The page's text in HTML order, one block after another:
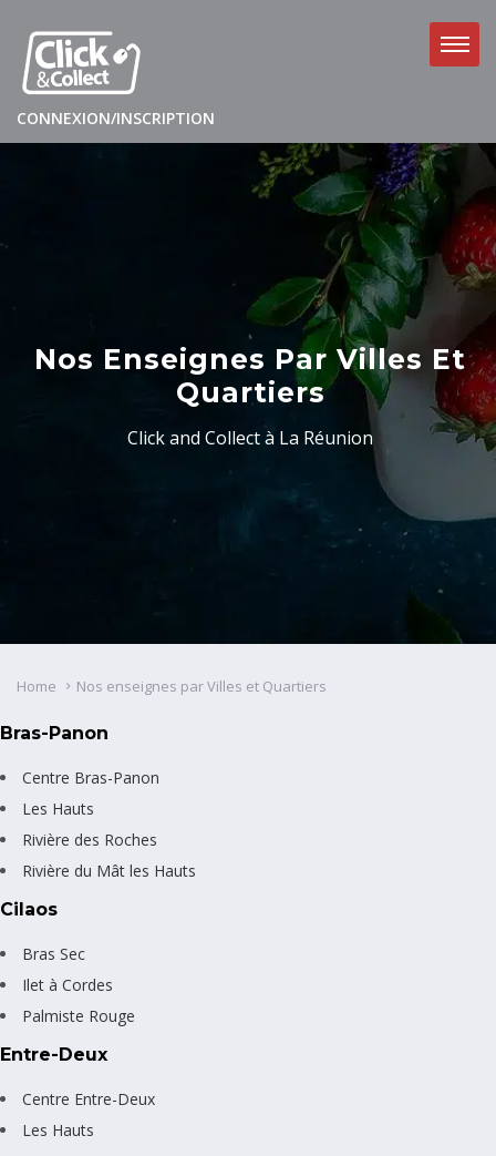
CONNEXION/INSCRIPTION
Nos Enseignes Par Villes Et
Quartiers
Click and Collect à La Réunion
Home Nos enseignes par Villes et Quartiers
Bras-Panon
Centre Bras-Panon
Les Hauts
Rivière des Roches
Rivière du Mât les Hauts
Cilaos
Bras Sec
Ilet à Cordes
Palmiste Rouge
Entre-Deux
Centre Entre-Deux
Les Hauts